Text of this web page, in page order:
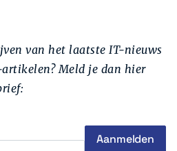
van het laatste IT-nieuws
Meld je dan hier